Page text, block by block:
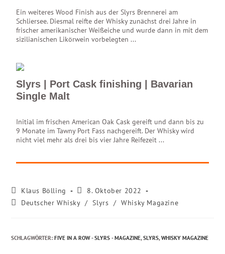
Ein weiteres Wood Finish aus der Slyrs Brennerei am
Schliersee. Diesmal reifte der Whisky zunächst drei Jahre in
frischer amerikanischer Weißeiche und wurde dann in mit dem
sizilianischen Likörwein vorbelegten ...
Slyrs | Port Cask finishing | Bavarian
Single Malt
Initial im frischen American Oak Cask gereift und dann bis zu
9 Monate im Tawny Port Fass nachgereift. Der Whisky wird
nicht viel mehr als drei bis vier Jahre Reifezeit ...
Klaus Bölling
8. Oktober 2022
Deutscher Whisky / Slyrs / Whisky Magazine
SCHLAGWÖRTER:FIVE IN A ROW - SLYRS - MAGAZINE, SLYRS, WHISKY MAGAZINE